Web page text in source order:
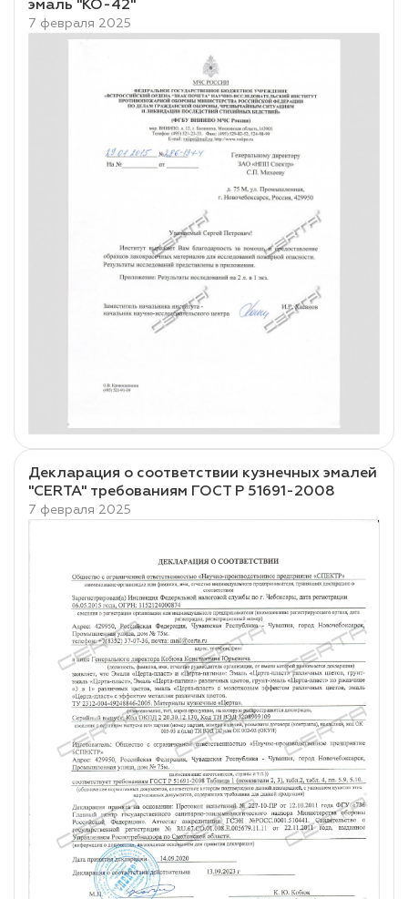
эмаль "КО-42"
7 февраля 2025
Декларация о соответствии кузнечных эмалей
"CERTA" требованиям ГОСТ Р 51691-2008
7 февраля 2025